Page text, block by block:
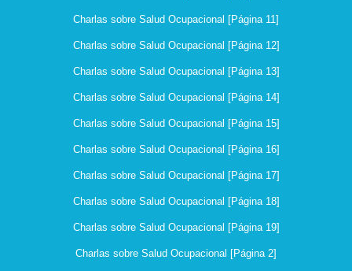
Charlas sobre Salud Ocupacional [Página 11]
Charlas sobre Salud Ocupacional [Página 12]
Charlas sobre Salud Ocupacional [Página 13]
Charlas sobre Salud Ocupacional [Página 14]
Charlas sobre Salud Ocupacional [Página 15]
Charlas sobre Salud Ocupacional [Página 16]
Charlas sobre Salud Ocupacional [Página 17]
Charlas sobre Salud Ocupacional [Página 18]
Charlas sobre Salud Ocupacional [Página 19]
Charlas sobre Salud Ocupacional [Página 2]